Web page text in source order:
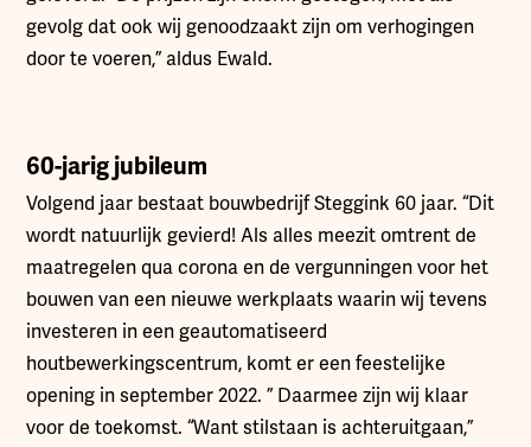
gevolg dat ook wij genoodzaakt zijn om verhogingen
door te voeren,” aldus Ewald.
60-jarig jubileum
Volgend jaar bestaat bouwbedrijf Steggink 60 jaar. “Dit
wordt natuurlijk gevierd! Als alles meezit omtrent de
maatregelen qua corona en de vergunningen voor het
bouwen van een nieuwe werkplaats waarin wij tevens
investeren in een geautomatiseerd
houtbewerkingscentrum, komt er een feestelijke
opening in september 2022. ” Daarmee zijn wij klaar
voor de toekomst. “Want stilstaan is achteruitgaan,”